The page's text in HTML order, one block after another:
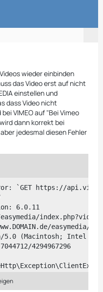
wieder einbinden
das Video erst auf nicht
einstellen und
dass Video nicht
VIMEO auf "Bei Vimeo
dann korrekt bei
jedesmal diesen Fehler